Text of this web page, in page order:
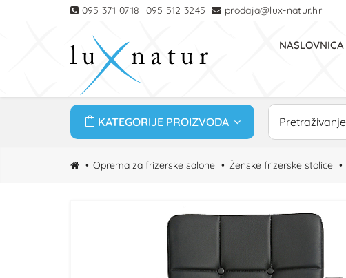
095 371 0718 095 512 3245 prodaja@lux-natur.hr
NASLOVNICA
KATEGORIJE PROIZVODA
Oprema za frizerske salone Ženske frizerske stolice